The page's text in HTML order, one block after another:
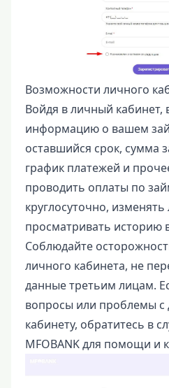
Возможности личного
Войдя в личный кабинет,
информацию о вашем
оставшийся срок, сумма
график платежей и
проводить оплаты по
круглосуточно,
просматривать историю
Соблюдайте
личного кабинета, не
данные третьим лицам.
вопросы или проблемы с
кабинету, обратитесь в
MFOBANK для помощи и